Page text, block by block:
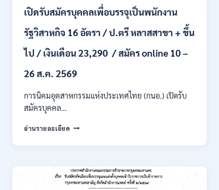
เปิดรับสมัครบุคคลเพื่อบรรจุเป็นพนักงาน
รัฐวิสาหกิจ 16 อัตรา / ป.ตรี หลาสสาขา + ขึ้น
ไป / เงินเดือน 23,290 / สมัคร online 10 –
26 ส.ค. 2569
การนิคมอุตสาหกรรมแห่งประเทศไทย (กนอ.) เปิดรับ
สมัครบุคคล…
อ่านรายละเอียด การ
อุตสาหกรรม
ประเทศไทย
(กนอ.)
เปิด